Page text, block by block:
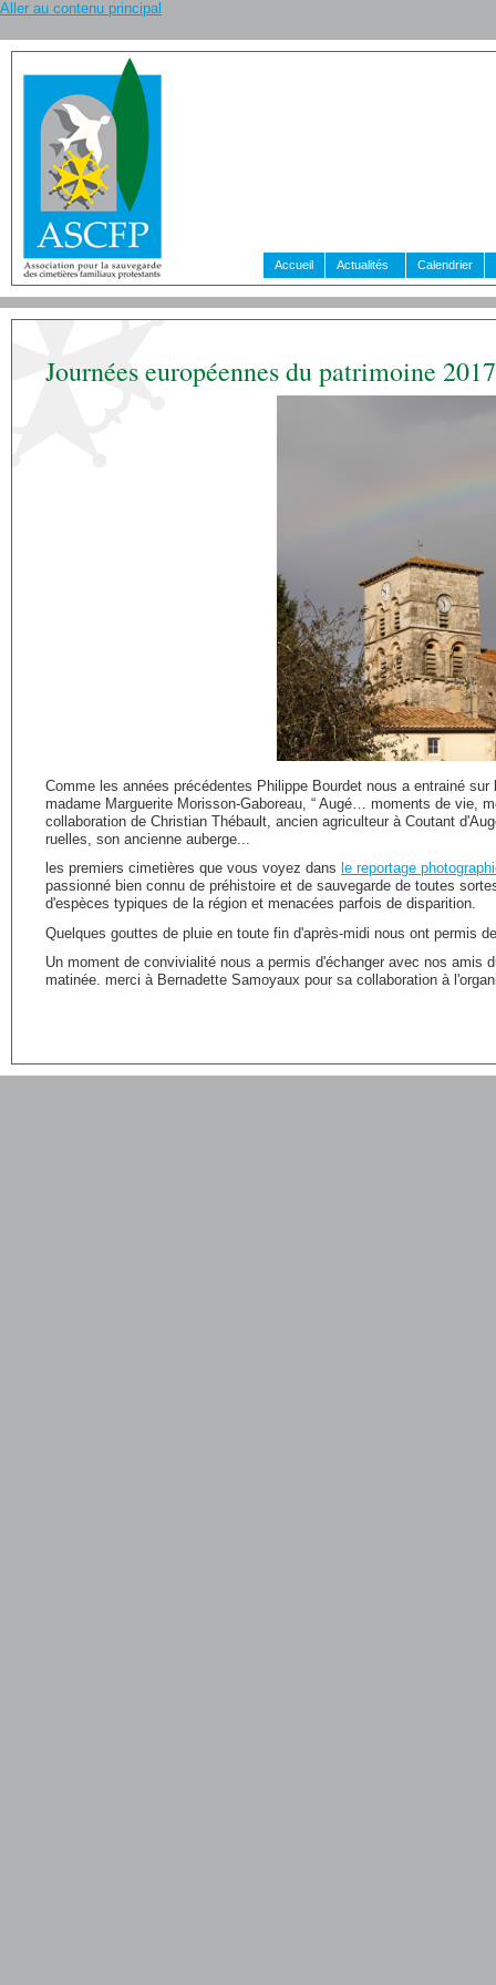
Aller au contenu principal
Accueil Actualités Calendrier
Journées européennes du patrimoine
Comme les années précédentes Philippe Bourdet nous a entrainé
madame Marguerite Morisson-Gaboreau, “ Augé… moments de vie,
collaboration de Christian Thébault, ancien agriculteur à Coutant
ruelles, son ancienne auberge...
les premiers cimetières que vous voyez dans le reportage
passionné bien connu de préhistoire et de sauvegarde de toutes
d'espèces typiques de la région et menacées parfois de disparition.
Quelques gouttes de pluie en toute fin d'après-midi nous ont permis
Un moment de convivialité nous a permis d'échanger avec nos amis
matinée. merci à Bernadette Samoyaux pour sa collaboration à